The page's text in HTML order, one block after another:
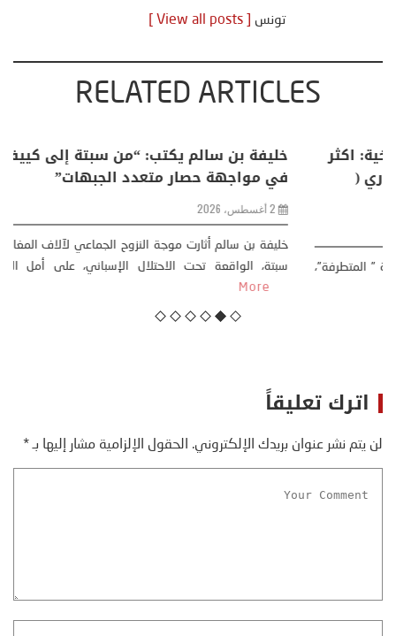
تونس
RELATED ARTICLES
منذر بالضيافي يكتب حول: التغيرات المناخية: اكثر
من ظاهرة طبيعية .. تحول اجتماعي وحضاري (
مقاربة سوسيولوجية )
كتب: منذر بالضيافي بدأت قصتي مع التغييرات المناخية ” المتطرفة”،
منذ نهاية ثمانينات القرن الماضي، حين أطردنا ...
اترك تعليقاً
لن يتم نشر عنوان بريدك الإلكتروني. الحقول الإلزامية مشار إليها بـ*